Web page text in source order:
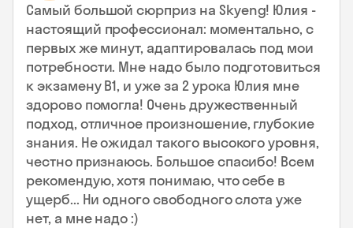
Самый большой сюрприз на Skyeng! Юлия -
настоящий профессионал: моментально, с
первых же минут, адаптировалась под мои
потребности. Мне надо было подготовиться
к экзамену В1, и уже за 2 урока Юлия мне
здорово помогла! Очень дружественный
подход, отличное произношение, глубокие
знания. Не ожидал такого высокого уровня,
честно признаюсь. Большое спасибо! Всем
рекомендую, хотя понимаю, что себе в
ущерб... Ни одного свободного слота уже
нет, а мне надо :)